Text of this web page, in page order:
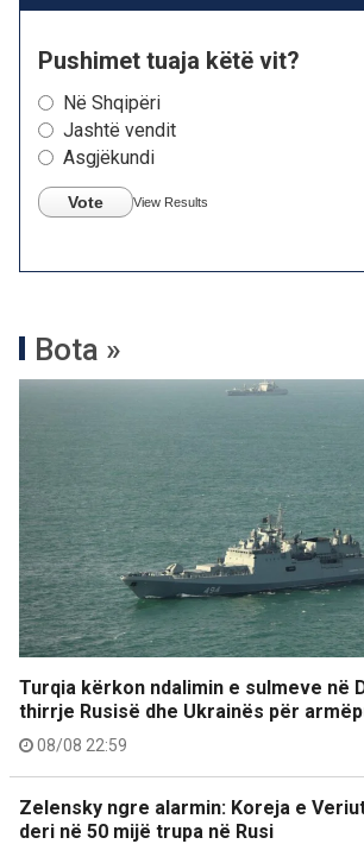
Pushimet tuaja këtë vit?
Në Shqipëri
Jashtë vendit
Asgjëkundi
Vote View Results
Bota »
Turqia kërkon ndalimin e sulmeve në
thirrje Rusisë dhe Ukrainës për
08/08 22:59
Zelensky ngre alarmin: Koreja e
deri në 50 mijë trupa në Rusi